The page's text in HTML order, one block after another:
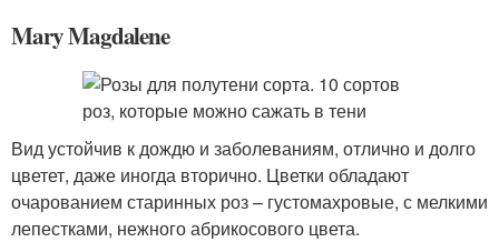
Mary Magdalene
Вид устойчив к дождю и заболеваниям, отлично и долго
цветет, даже иногда вторично. Цветки обладают
очарованием старинных роз – густомахровые, с мелкими
лепестками, нежного абрикосового цвета.